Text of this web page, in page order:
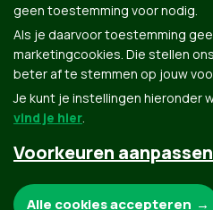
Groen.be
geen toestemming voor nodig.
Als je daarvoor toestemming
marketingcookies. Die stellen
beter af te stemmen op jouw
Je kunt je instellingen hieronder
vind je hier.
Voorkeuren aanpassen
Alle cookies accepteren